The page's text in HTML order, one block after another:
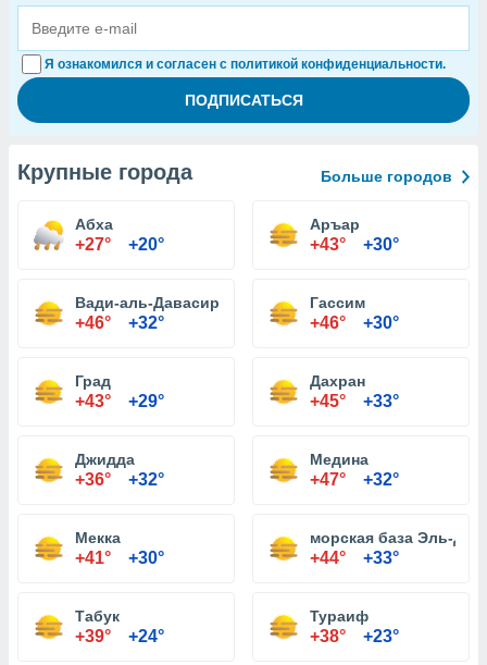
Я ознакомился и согласен с политикой конфиденциальности.
Крупные города Больше городов
Абха
+27° +20°
Аръар
+43° +30°
Вади-аль-Давасир
+46° +32°
Гассим
+46° +30°
Град
+43° +29°
Дахран
+45° +33°
Джидда
+36° +32°
Медина
+47° +32°
Мекка
+41° +30°
морская база Эль-
+44° +33°
Табук
+39° +24°
Тураиф
+38° +23°